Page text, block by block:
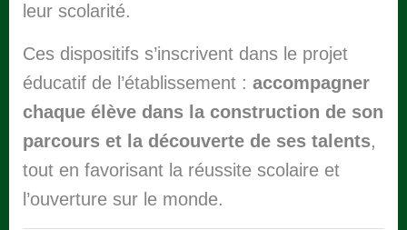
leur scolarité.
Ces dispositifs s’inscrivent dans le projet
éducatif de l’établissement : accompagner
chaque élève dans la construction de son
parcours et la découverte de ses talents,
tout en favorisant la réussite scolaire et
l’ouverture sur le monde.